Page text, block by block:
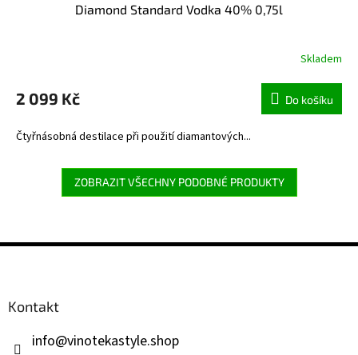
Diamond Standard Vodka 40% 0,75l
Skladem
2 099 Kč Do košíku
Čtyřnásobná destilace při použití diamantových...
ZOBRAZIT VŠECHNY PODOBNÉ PRODUKTY
Z
Kontakt
info@vinotekastyle.shop